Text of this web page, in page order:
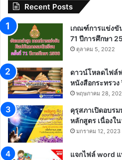
Recent Posts
เกณฑ์การแข่งขั
71 ปีการศึกษา
ตุลาคม 5, 2022
ดาวน์โหลดไฟล์
หนังสือกระทรว
พฤษภาคม 28,
คุรุสภาเปิดอบร
หลักสูตร เนื่องใ
มกราคม 12, 2023
แจกไฟล์ word